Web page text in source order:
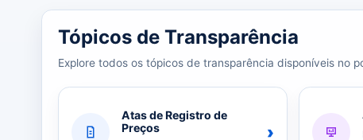
39 tópicos carregados do banco de dados.
Tópicos de Transparência
Explore todos os tópicos de transparência disponíveis no
Atas de Registro de
Preços
›